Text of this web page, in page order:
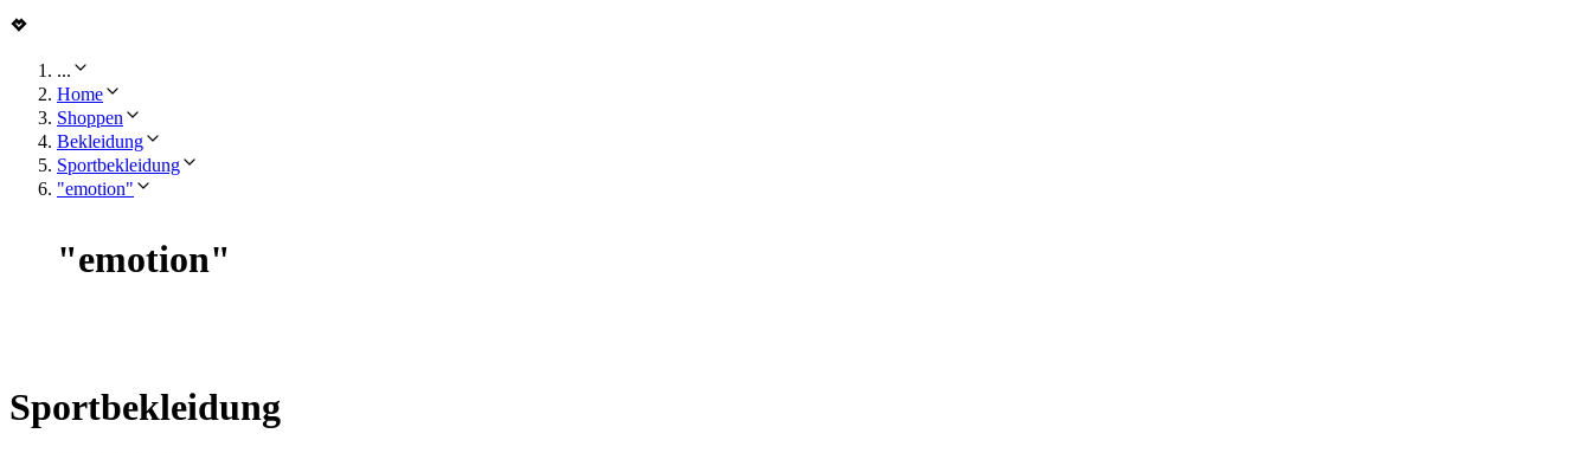
...
Home
Shoppen
Bekleidung
Sportbekleidung
"emotion"
"emotion"
Sportbekleidung